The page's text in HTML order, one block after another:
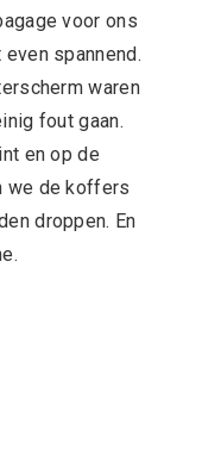
voor ons
spannend.
waren
fout gaan.
en op de
we de koffers
droppen. En